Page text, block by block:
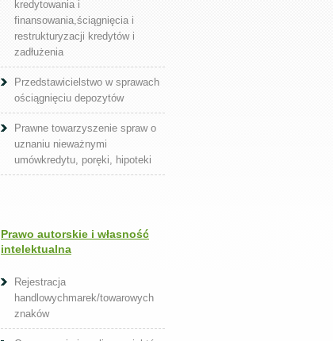
kredytowania i
finansowania,ściągnięcia i
restrukturyzacji kredytów i
zadłużenia
Przedstawicielstwo w sprawach
ościągnięciu depozytów
Prawne towarzyszenie spraw o
uznaniu nieważnymi
umówkredytu, poręki, hipoteki
Prawo autorskie i własność
intelektualna
Rejestracja
handlowychmarek/towarowych
znaków